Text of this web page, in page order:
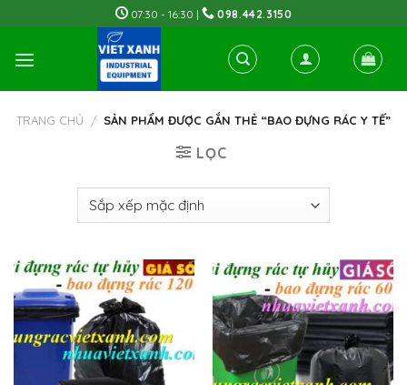
to
content
07:30 - 16:30 | 098.442.3150
TRANG CHỦ / SẢN PHẨM ĐƯỢC GẮN THẺ “BAO ĐỰNG RÁC Y TẾ”
LỌC